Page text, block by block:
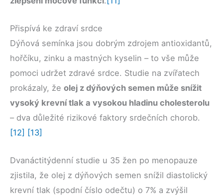
Přispívá ke zdraví srdce
Dýňová semínka jsou dobrým zdrojem antioxidantů,
hořčíku, zinku a mastných kyselin – to vše může
pomoci udržet zdravé srdce. Studie na zvířatech
prokázaly, že olej z dýňových semen může snížit
vysoký krevní tlak a vysokou hladinu cholesterolu
– dva důležité rizikové faktory srdečních chorob.
[12] [13]
Dvanáctitýdenní studie u 35 žen po menopauze
zjistila, že olej z dýňových semen snížil diastolický
krevní tlak (spodní číslo odečtu) o 7% a zvýšil